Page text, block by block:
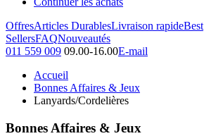
OffresArticles DurablesLivraison rapideBest
SellersFAQNouveautés
011 559 009 09.00-16.00E-mail
Accueil
Bonnes Affaires & Jeux
Lanyards/Cordelières
Bonnes Affaires & Jeux